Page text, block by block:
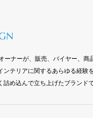
ーナーが、販売、バイヤー、商
ンテリアに関するあらゆる経験
め込んで立ち上げたブランドで